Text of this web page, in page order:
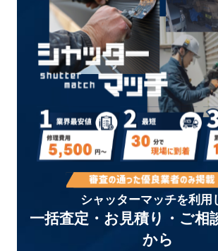
シャッターマッチを利用
一括査定・お見積り・ご相
から